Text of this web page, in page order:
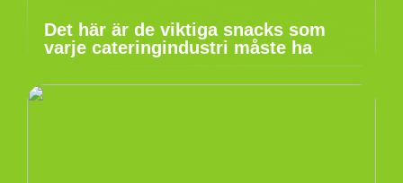
Det här är de viktiga snacks som
varje cateringindustri måste ha